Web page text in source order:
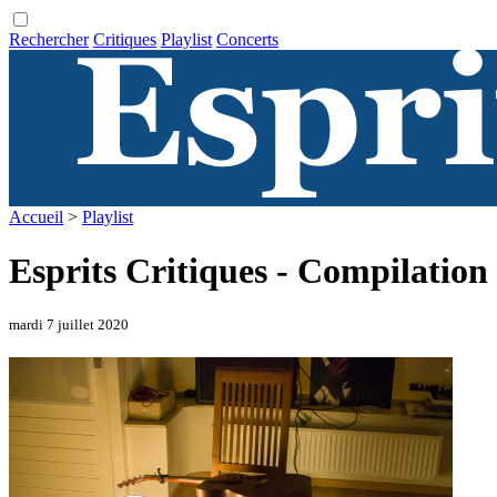
Rechercher Critiques Playlist Concerts
Accueil > Playlist
Esprits Critiques - Compilation
mardi 7 juillet 2020